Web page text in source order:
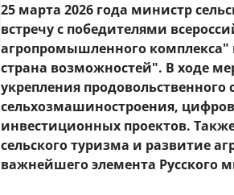
25 марта 2026 года министр
встречу с победителями
агропромышленного комплекса"
страна возможностей". В ходе
укрепления
сельхозмашиностроения,
инвестиционных проектов.
сельского туризма и развитие
важнейшего элемента Русского